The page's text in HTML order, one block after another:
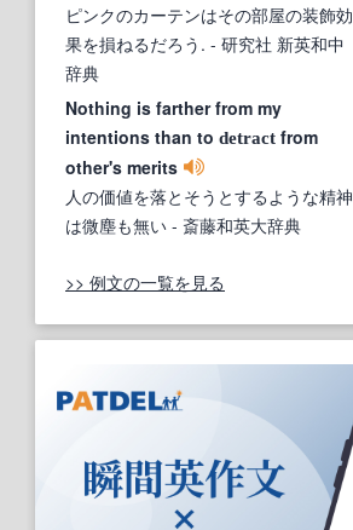
ピンクのカーテンはその部屋の装飾効
果を損ねるだろう. - 研究社 新英和中
辞典
Nothing is farther from my
intentions than to detract from
other's merits
人の価値を落とそうとするような精神
は微塵も無い - 斎藤和英大辞典
>> 例文の一覧を見る